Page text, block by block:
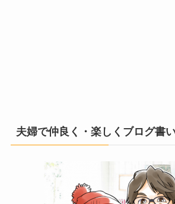
夫婦で仲良く・楽しくブログ書